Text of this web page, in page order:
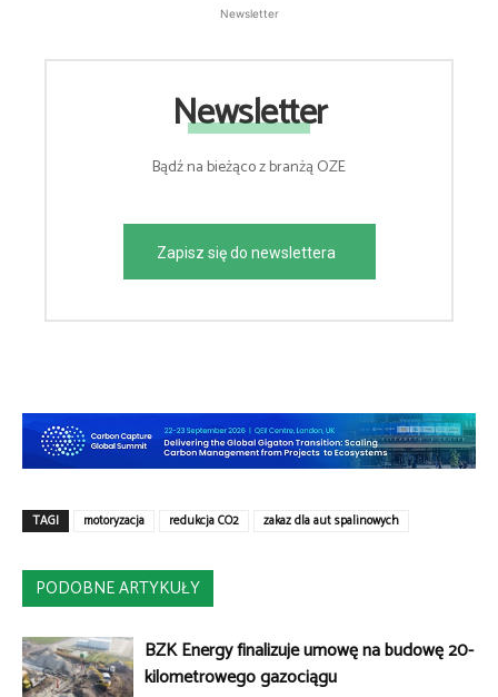
Newsletter
Newsletter
Bądź na bieżąco z branżą OZE
Zapisz się do newslettera
TAGI motoryzacja redukcja CO2 zakaz dla aut spalinowych
PODOBNE ARTYKUŁY
BZK Energy finalizuje umowę na budowę 20-
kilometrowego gazociągu